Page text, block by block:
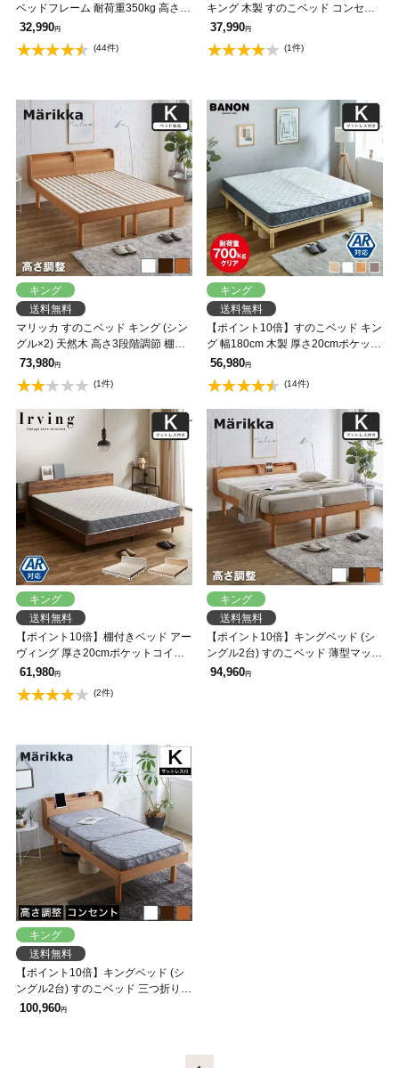
ベッドフレーム 耐荷重350kg 高さ4
段階 低ホルムアルデヒド バノン
【AR】 【大型家具配送】
32,990円
(44件)
キング 木製 すのこベッド コンセン
ト アーヴィング 【大型家具配送】
37,990円
(1件)
キング
送料無料
マリッカ すのこベッド キング (シン
グル×2) 天然木 高さ3段階調節 棚・
コンセント付き ナチュラル ホワイ
ト ブラウン 北欧調 【フレームの
み】 【大型家具配送】
73,980円
(1件)
キング
送料無料
【ポイント10倍】すのこベッド キン
グ 幅180cm 木製 厚さ20cmポケット
コイルマットレスセット 耐荷重
350kg 高さ4段階 低ホルムアルデヒ
ド バノン【AR】 【大型家具配送】
56,980円
(14件)
キング
送料無料
【ポイント10倍】棚付きベッド アー
ヴィング 厚さ20cmポケットコイル
マットレスセット キング 木製 すの
こベッド コンセント付き 【大型家
具配送】
61,980円
(2件)
キング
送料無料
【ポイント10倍】キングベッド (シ
ングル2台) すのこベッド 薄型マット
レス付 Marikka マリッカ タモ天然木
94,960円
キング
送料無料
【ポイント10倍】キングベッド (シ
ングル2台) すのこベッド 三つ折りマ
ットレス付 Marikka マリッカ タモ天
100,960円